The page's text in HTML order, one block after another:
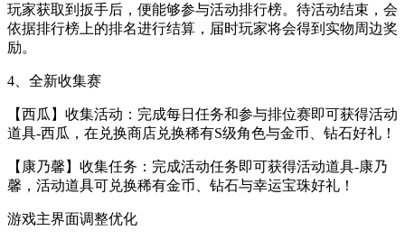
玩家获取到扳手后，便能够参与活动排行榜。待活动结束，会
依据排行榜上的排名进行结算，届时玩家将会得到实物周边奖
励。
4、全新收集赛
【西瓜】收集活动：完成每日任务和参与排位赛即可获得活动
道具-西瓜，在兑换商店兑换稀有S级角色与金币、钻石好礼！
【康乃馨】收集任务：完成活动任务即可获得活动道具-康乃
馨，活动道具可兑换稀有金币、钻石与幸运宝珠好礼！
游戏主界面调整优化